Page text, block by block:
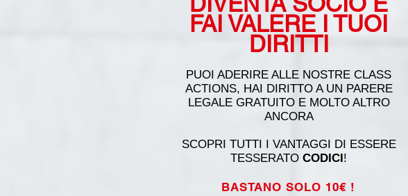
FAI VALERE I TUOI
DIRITTI
PUOI ADERIRE ALLE NOSTRE CLASS
ACTIONS, HAI DIRITTO A UN PARERE
LEGALE GRATUITO E MOLTO ALTRO
ANCORA
SCOPRI TUTTI I VANTAGGI DI ESSERE
TESSERATO CODICI!
BASTANO SOLO 10€ !